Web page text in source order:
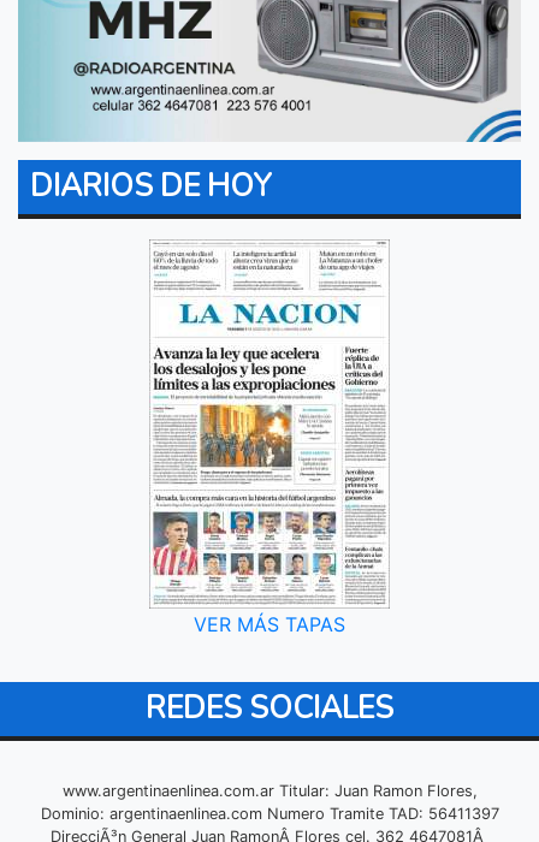
DIARIOS DE HOY
VER MÁS TAPAS
REDES SOCIALES
www.argentinaenlinea.com.ar Titular: Juan Ramon Flores,
Dominio: argentinaenlinea.com Numero Tramite TAD: 56411397
DirecciÃ³n General Juan RamonÂ Flores cel. 362 4647081Â